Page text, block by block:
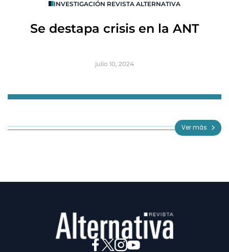
INVESTIGACIÓN REVISTA ALTERNATIVA
Se destapa crisis en la ANT
julio 10, 2024
3
Ver más